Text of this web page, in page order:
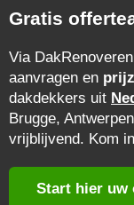
Gratis
Via
aanvragen en
dakdekkers uit
Brugge,
vrijblijvend. Kom
Start hier uw